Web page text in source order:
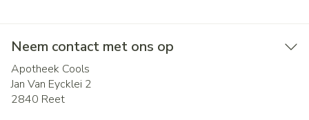
Neem contact met ons op
Apotheek Cools
Jan Van Eycklei 2
2840 Reet